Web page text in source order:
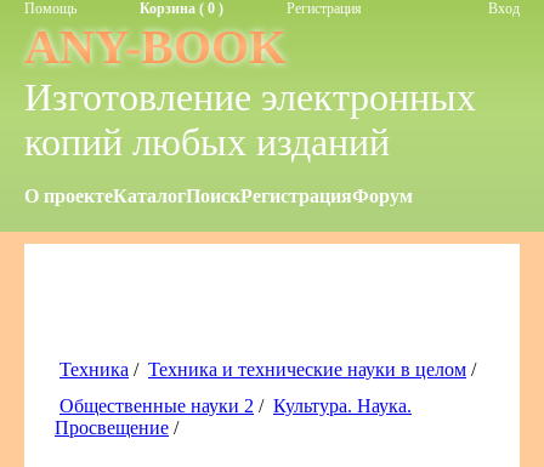
Помощь Корзина ( 0 ) Регистрация Вход
ANY-BOOK
Изготовление электронных
копий любых изданий
О проектеКаталогПоискРегистрацияФорум
Техника / Техника и технические науки в целом /
Общественные науки 2 / Культура. Наука.
Просвещение /